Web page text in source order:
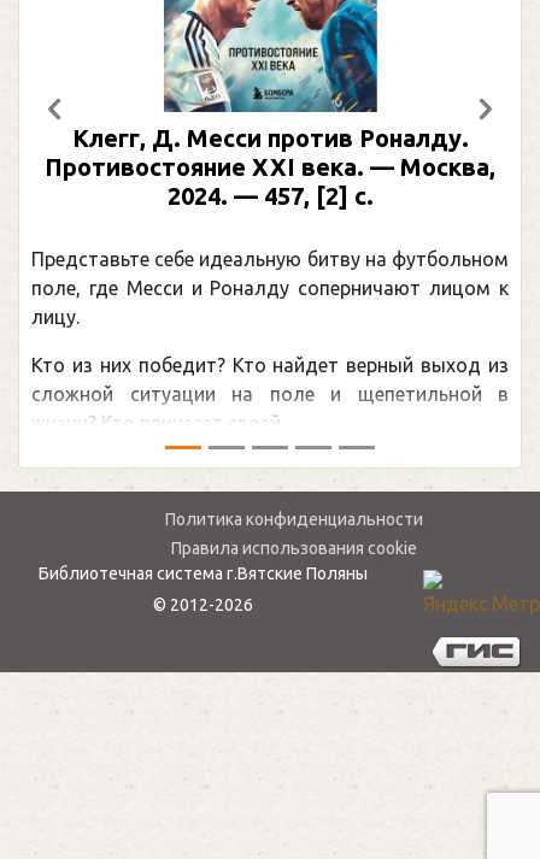
Клегг, Д. Месси против Роналду.
Противостояние XXI века. — Москва,
2024. — 457, [2] с.
Представьте себе идеальную битву на футбольном
поле, где Месси и Роналду соперничают лицом к
лицу.
Кто из них победит? Кто найдет верный выход из
сложной ситуации на поле и щепетильной в
жизни? Кто принесет своей ...
Предыдущий
Политика конфиденциальности
Правила использования cookie
Библиотечная система г.Вятские Поляны
© 2012-2026